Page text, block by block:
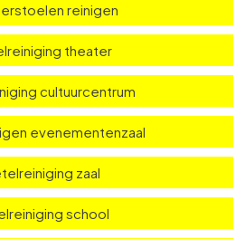
bioscoop
reinigen
reinigen
theater
cultuurcentrum